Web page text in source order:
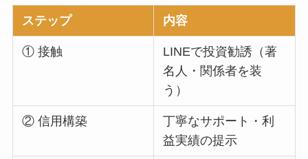
ステップ 内容
① 接触
LINEで投資勧誘（著
名人・関係者を装
う）
② 信用構築
丁寧なサポート・利
益実績の提示